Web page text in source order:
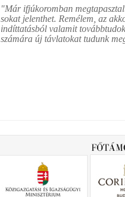
"Már ifjúkoromban
sokat jelenthet. Remélem, az
indíttatásból valamit
számára új távlatokat tudunk